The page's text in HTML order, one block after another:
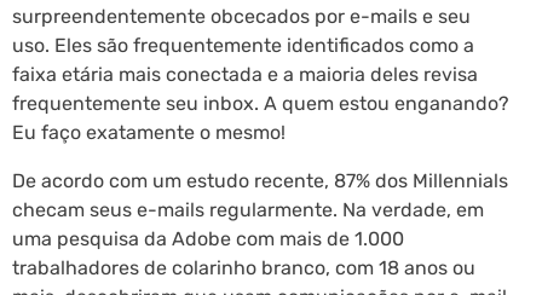
surpreendentemente obcecados por e-mails e seu
uso. Eles são frequentemente identificados como a
faixa etária mais conectada e a maioria deles revisa
frequentemente seu inbox. A quem estou enganando?
Eu faço exatamente o mesmo!
De acordo com um estudo recente, 87% dos Millennials
checam seus e-mails regularmente. Na verdade, em
uma pesquisa da Adobe com mais de 1.000
trabalhadores de colarinho branco, com 18 anos ou